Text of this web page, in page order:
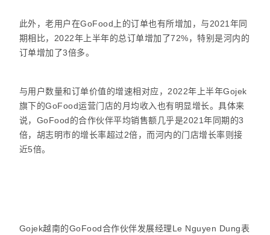
此外，老用户在GoFood上的订单也有所增加，与2021年同
期相比，2022年上半年的总订单增加了72%，特别是河内的
订单增加了3倍多。
与用户数量和订单价值的增速相对应，2022年上半年Gojek
旗下的GoFood运营门店的月均收入也有明显增长。具体来
说，GoFood的合作伙伴平均销售额几乎是2021年同期的3
倍，胡志明市的增长率超过2倍，而河内的门店增长率则接
近5倍。
Gojek越南的GoFood合作伙伴发展经理Le Nguyen Dung表